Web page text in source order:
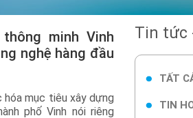
nghệ hàng đầu
mục tiêu xây dựng
phố Vinh nói riêng
Tin tức
TẤT
TIN